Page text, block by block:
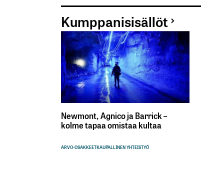
Kumppanisisällöt
Newmont, Agnico ja Barrick –
kolme tapaa omistaa kultaa
ARVO-OSAKKEETKAUPALLINEN YHTEISTYÖ